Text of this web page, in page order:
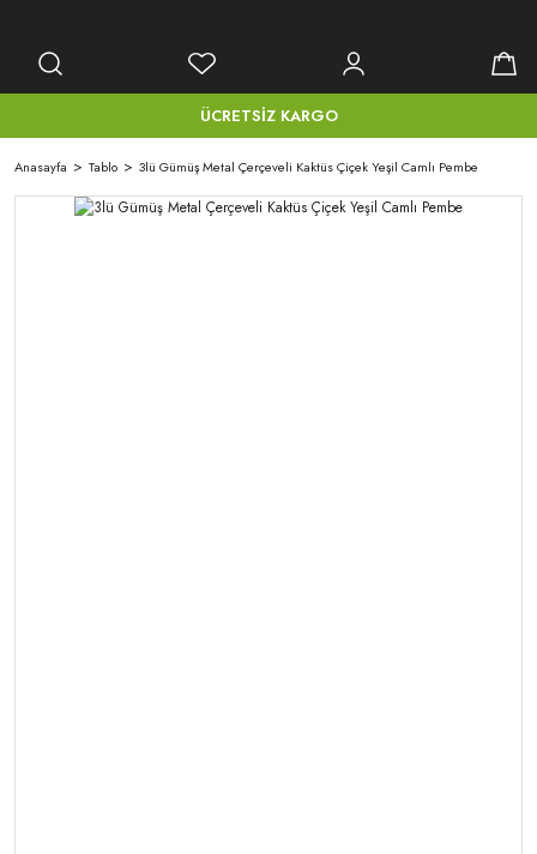
ÜCRETSİZ KARGO
Anasayfa Tablo 3lü Gümüş Metal Çerçeveli Kaktüs Çiçek Yeşil Camlı Pembe